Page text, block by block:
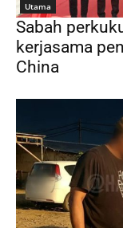
Utama
Sabah
kerjasama
China